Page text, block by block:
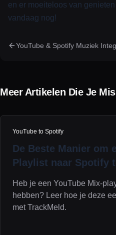
en er moeiteloos van
vandaag nog!
YouTube & Spotify Muziek
Meer Artikelen Die Je
YouTube to Spotify
De Beste Manier om
Playlist naar Spotify
Heb je een YouTube Mix-
hebben? Leer hoe je deze
met TrackMeld.